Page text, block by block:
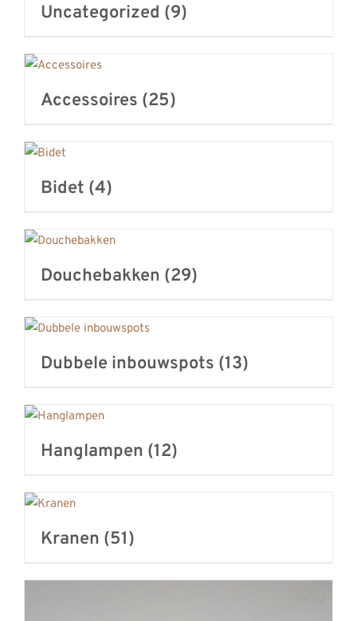
Uncategorized (9)
Accessoires (25)
Bidet (4)
Douchebakken (29)
Dubbele inbouwspots (13)
Hanglampen (12)
Kranen (51)